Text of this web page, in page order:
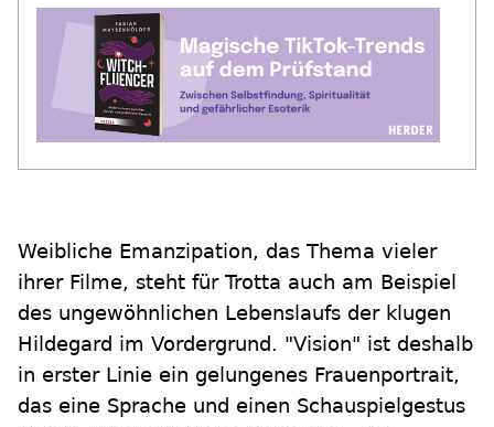
Weibliche Emanzipation, das Thema vieler
ihrer Filme, steht für Trotta auch am Beispiel
des ungewöhnlichen Lebenslaufs der klugen
Hildegard im Vordergrund. "Vision" ist deshalb
in erster Linie ein gelungenes Frauenportrait,
das eine Sprache und einen Schauspielgestus